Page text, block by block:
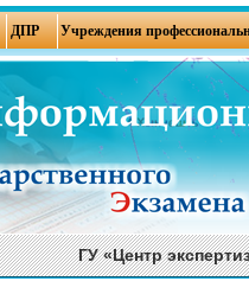
ДПР Учреждения
ГУ «Центр